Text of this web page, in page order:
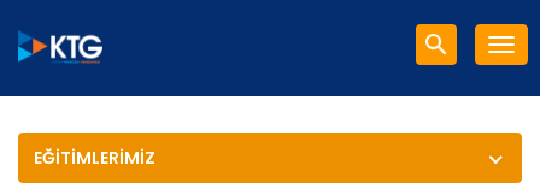
EĞITIMLERIMIZ